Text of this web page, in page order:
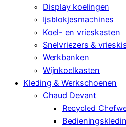
Display koelingen
Ijsblokjesmachines
Koel- en vrieskasten
Snelvriezers &
Werkbanken
Wijnkoelkasten
Kleding & Werkschoenen
Chaud Devant
Recycled